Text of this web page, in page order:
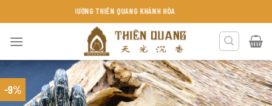
đến
TRẦM HƯƠNG THIÊN QUANG KHÁNH HÒA
-9%